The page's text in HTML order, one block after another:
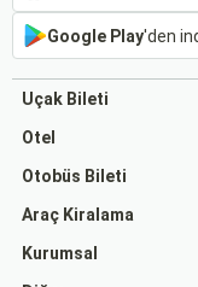
Google Play'den
Uçak Bileti
Otel
Otobüs Bileti
Araç Kiralama
Kurumsal